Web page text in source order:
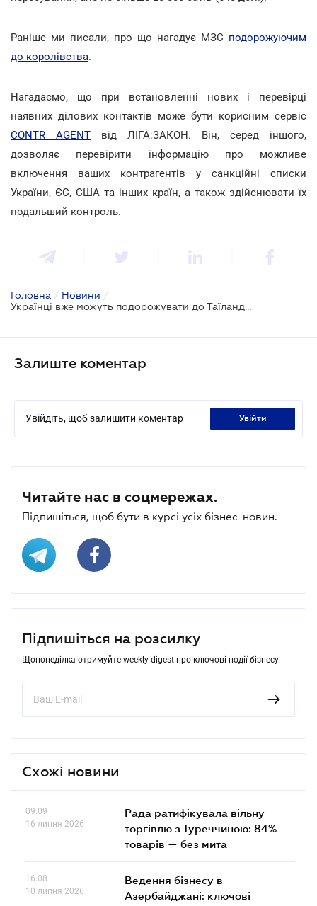
Раніше ми писали, про що нагадує МЗС подорожуючим
до королівства.
Нагадаємо, що при встановленні нових і перевірці
наявних ділових контактів може бути корисним сервіс
CONTR AGENT від ЛІГА:ЗАКОН. Він, серед іншого,
дозволяє перевірити інформацію про можливе
включення ваших контрагентів у санкційні списки
України, ЄС, США та інших країн, а також здійснювати їх
подальший контроль.
Головна / Новини /
Українці вже можуть подорожувати до Таїланду без віз
Залиште коментар
Увійдіть, щоб залишити коментар увійти
Читайте нас в соцмережах.
Підпишіться, щоб бути в курсі усіх бізнес-новин.
Підпишіться на розсилку
Щопонеділка отримуйте weekly-digest про ключові події бізнесу
Схожі новини
09.09
16 липня 2026
Рада ратифікувала вільну
торгівлю з Туреччиною: 84%
товарів — без мита
16.08
10 липня 2026
Ведення бізнесу в
Азербайджані: ключові